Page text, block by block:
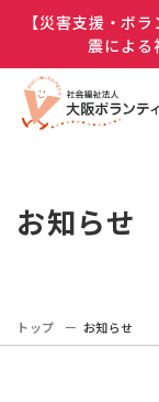
【災害支援・ボ
震による
お知らせ
トップ お知らせ